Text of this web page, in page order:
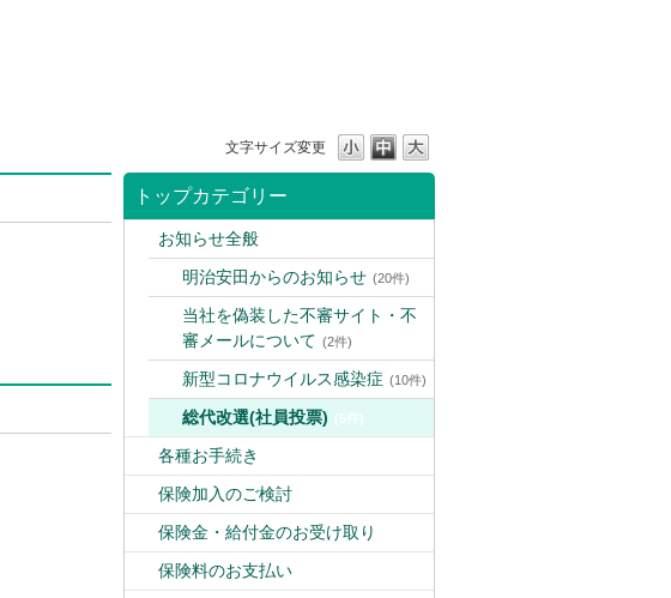
文字サイズ変更
トップカテゴリー
お知らせ全般
明治安田からのお知らせ (20件)
当社を偽装した不審サイト・不
審メールについて (2件)
新型コロナウイルス感染症 (10件)
総代改選(社員投票) (5件)
各種お手続き
保険加入のご検討
保険金・給付金のお受け取り
保険料のお支払い